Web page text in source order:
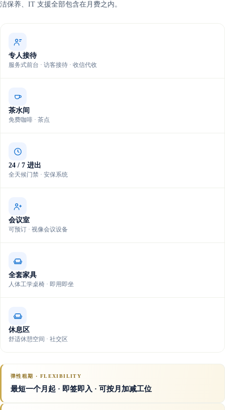
洁保养、IT 支援全部包含在月费之内。
专人接待
服务式前台 · 访客接待 · 收信代收
茶水间
免费咖啡 · 茶点
24 / 7 进出
全天候门禁 · 安保系统
会议室
可预订 · 视像会议设备
全套家具
人体工学桌椅 · 即用即坐
休息区
舒适休憩空间 · 社交区
弹性租期 · FLEXIBILITY
最短一个月起 · 即签即入 · 可按月加减工位